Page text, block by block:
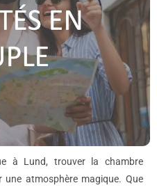
à Lund, trouver la chambre
atmosphère magique. Que